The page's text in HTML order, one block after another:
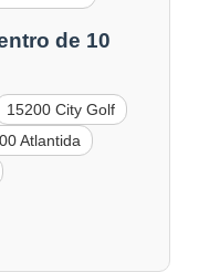
de 10
15200 City Golf
Atlantida